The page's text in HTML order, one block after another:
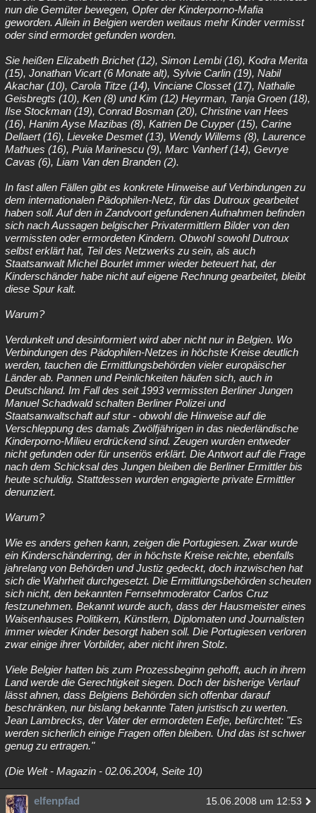
nun die Gemüter bewegen, Opfer der Kinderporno-Mafia
geworden. Allein in Belgien werden weitaus mehr Kinder vermisst
oder sind ermordet gefunden worden.
Sie heißen Elizabeth Brichet (12), Simon Lembi (16), Kodra Merita
(15), Jonathan Vicart (6 Monate alt), Sylvie Carlin (19), Nabil
Akachar (10), Carola Titze (14), Vinciane Closset (17), Nathalie
Geisbregts (10), Ken (8) und Kim (12) Heyrman, Tanja Groen (18),
Ilse Stockman (19), Conrad Bosman (20), Christine van Hees
(16), Hanim Ayse Mazibas (8), Katrien De Cuyper (15), Carine
Dellaert (16), Lieveke Desmet (13), Wendy Willems (8), Laurence
Mathues (16), Puia Marinescu (9), Marc Vanherf (14), Gevrye
Cavas (6), Liam Van den Branden (2).
In fast allen Fällen gibt es konkrete Hinweise auf Verbindungen zu
dem internationalen Pädophilen-Netz, für das Dutroux gearbeitet
haben soll. Auf den in Zandvoort gefundenen Aufnahmen befinden
sich nach Aussagen belgischer Privatermittlern Bilder von den
vermissten oder ermordeten Kindern. Obwohl sowohl Dutroux
selbst erklärt hat, Teil des Netzwerks zu sein, als auch
Staatsanwalt Michel Bourlet immer wieder beteuert hat, der
Kinderschänder habe nicht auf eigene Rechnung gearbeitet, bleibt
diese Spur kalt.
Warum?
Verdunkelt und desinformiert wird aber nicht nur in Belgien. Wo
Verbindungen des Pädophilen-Netzes in höchste Kreise deutlich
werden, tauchen die Ermittlungsbehörden vieler europäischer
Länder ab. Pannen und Peinlichkeiten häufen sich, auch in
Deutschland. Im Fall des seit 1993 vermissten Berliner Jungen
Manuel Schadwald schalten Berliner Polizei und
Staatsanwaltschaft auf stur - obwohl die Hinweise auf die
Verschleppung des damals Zwölfjährigen in das niederländische
Kinderporno-Milieu erdrückend sind. Zeugen wurden entweder
nicht gefunden oder für unseriös erklärt. Die Antwort auf die Frage
nach dem Schicksal des Jungen bleiben die Berliner Ermittler bis
heute schuldig. Stattdessen wurden engagierte private Ermittler
denunziert.
Warum?
Wie es anders gehen kann, zeigen die Portugiesen. Zwar wurde
ein Kinderschänderring, der in höchste Kreise reichte, ebenfalls
jahrelang von Behörden und Justiz gedeckt, doch inzwischen hat
sich die Wahrheit durchgesetzt. Die Ermittlungsbehörden scheuten
sich nicht, den bekannten Fernsehmoderator Carlos Cruz
festzunehmen. Bekannt wurde auch, dass der Hausmeister eines
Waisenhauses Politikern, Künstlern, Diplomaten und Journalisten
immer wieder Kinder besorgt haben soll. Die Portugiesen verloren
zwar einige ihrer Vorbilder, aber nicht ihren Stolz.
Viele Belgier hatten bis zum Prozessbeginn gehofft, auch in ihrem
Land werde die Gerechtigkeit siegen. Doch der bisherige Verlauf
lässt ahnen, dass Belgiens Behörden sich offenbar darauf
beschränken, nur bislang bekannte Taten juristisch zu werten.
Jean Lambrecks, der Vater der ermordeten Eefje, befürchtet: "Es
werden sicherlich einige Fragen offen bleiben. Und das ist schwer
genug zu ertragen."
(Die Welt - Magazin - 02.06.2004, Seite 10)
elfenpfad 15.06.2008 um 12:53